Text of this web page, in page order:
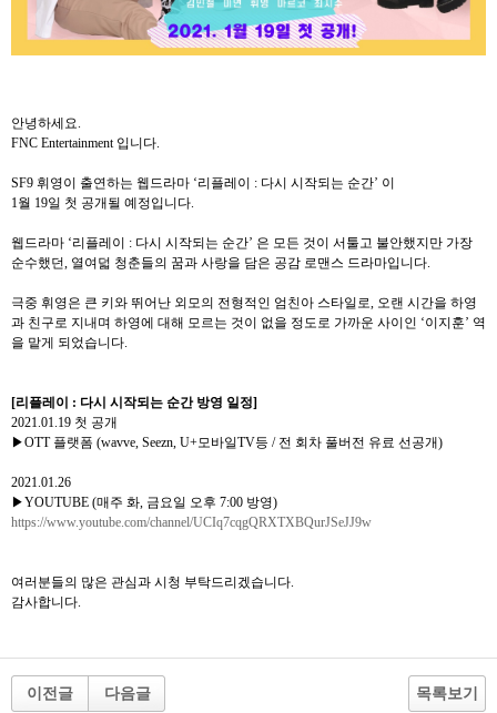
안녕하세요
FNC Entertainment 입니다
SF9 휘영이 출연하는 웹드라마 ‘리플레이 : 다시 시작되는 순간’ 이
1 월 19일 첫 공개될 예정입니다
웹드라마 ‘리플레이 : 다시 시작되는 순간’ 은 모든 것이 서툴고 불안했지만 가장
순수했던 열여덟 청춘들의 꿈과 사랑을 담은 공감 로맨스 드라마입니다
극중 휘영은 큰 키와 뛰어난 외모의 전형적인 엄친아 스타일로 오랜 시간을 하영
과 친구로 지내며 하영에 대해 모르는 것이 없을 정도로 가까운 사이인 ‘이지훈’ 역
을 맡게 되었습니다
[리플레이 : 다시 시작되는 순간 방영 일정]
2021.01.19 첫 공개
▶OTT 플랫폼 (wavve, Seezn, U+모바일TV등 / 전 회차 풀버전 유료 선공개)
2021.01.26
▶YOUTUBE (매주 화 금요일 오후 7:00 방영)
https://www.youtube.com/channel/UCIq7cqgQRXTXBQurJSeJJ9w
여러분들의 많은 관심과 시청 부탁드리겠습니다
감사합니다
이전글 다음글 목록보기